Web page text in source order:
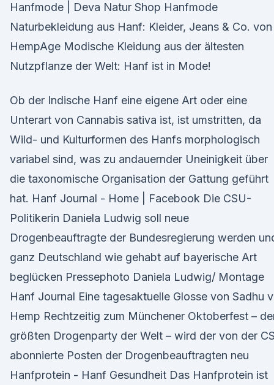
Hanfmode | Deva Natur Shop Hanfmode
Naturbekleidung aus Hanf: Kleider, Jeans & Co. von
HempAge Modische Kleidung aus der ältesten
Nutzpflanze der Welt: Hanf ist in Mode!
Ob der Indische Hanf eine eigene Art oder eine
Unterart von Cannabis sativa ist, ist umstritten, da
Wild- und Kulturformen des Hanfs morphologisch
variabel sind, was zu andauernder Uneinigkeit über
die taxonomische Organisation der Gattung geführt
hat. Hanf Journal - Home | Facebook Die CSU-
Politikerin Daniela Ludwig soll neue
Drogenbeauftragte der Bundesregierung werden
ganz Deutschland wie gehabt auf bayerische Art
beglücken Pressephoto Daniela Ludwig/ Montage
Hanf Journal Eine tagesaktuelle Glosse von Sadhu
Hemp Rechtzeitig zum Münchener Oktoberfest –
größten Drogenparty der Welt – wird der von der
abonnierte Posten der Drogenbeauftragten neu
Hanfprotein - Hanf Gesundheit Das Hanfprotein ist